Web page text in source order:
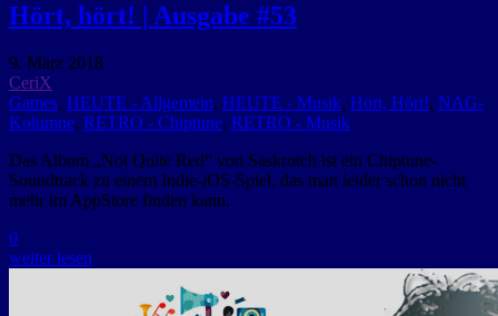
Hört, hört! | Ausgabe #53
9. März 2018
CeriX
Games, HEUTE - Allgemein, HEUTE - Musik, Hört, Hört!, NAG-
Kolumne, RETRO - Chiptune, RETRO - Musik
Das Album „Not Quite Red“ von Saskrotch ist ein Chiptune-
Soundtrack zu einem Indie-iOS-Spiel, das man leider schon nicht
mehr im AppStore finden kann.
0
weiter lesen